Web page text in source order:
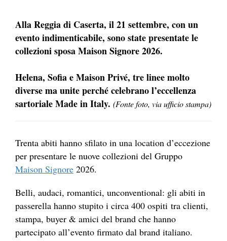
Alla Reggia di Caserta, il 21 settembre, con un
evento indimenticabile, sono state presentate le
collezioni sposa Maison Signore 2026.
Helena, Sofia e Maison Privé, tre linee molto
diverse ma unite perché celebrano l’eccellenza
sartoriale Made in Italy. (Fonte foto, via ufficio stampa)
Trenta abiti hanno sfilato in una location d’eccezione
per presentare le nuove collezioni del Gruppo
Maison Signore 2026.
Belli, audaci, romantici, unconventional: gli abiti in
passerella hanno stupito i circa 400 ospiti tra clienti,
stampa, buyer & amici del brand che hanno
partecipato all’evento firmato dal brand italiano.